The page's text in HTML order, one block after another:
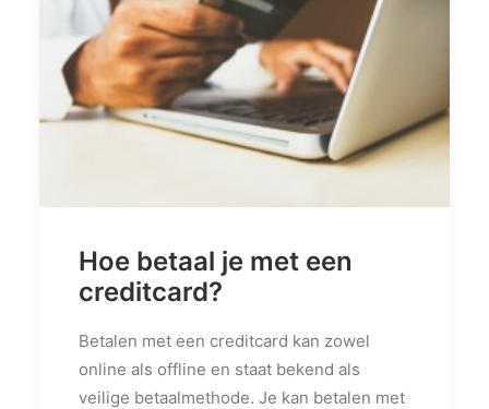
PRIVACY POLICY
OVER ONS
VERWIJZINGEN
CONTACT
Hoe betaal je met een
creditcard?
Betalen met een creditcard kan zowel
online als offline en staat bekend als
veilige betaalmethode. Je kan betalen met